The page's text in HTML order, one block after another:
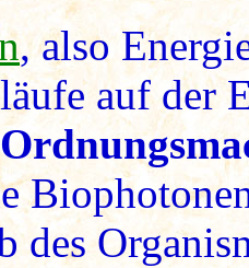
, also
auf der
des